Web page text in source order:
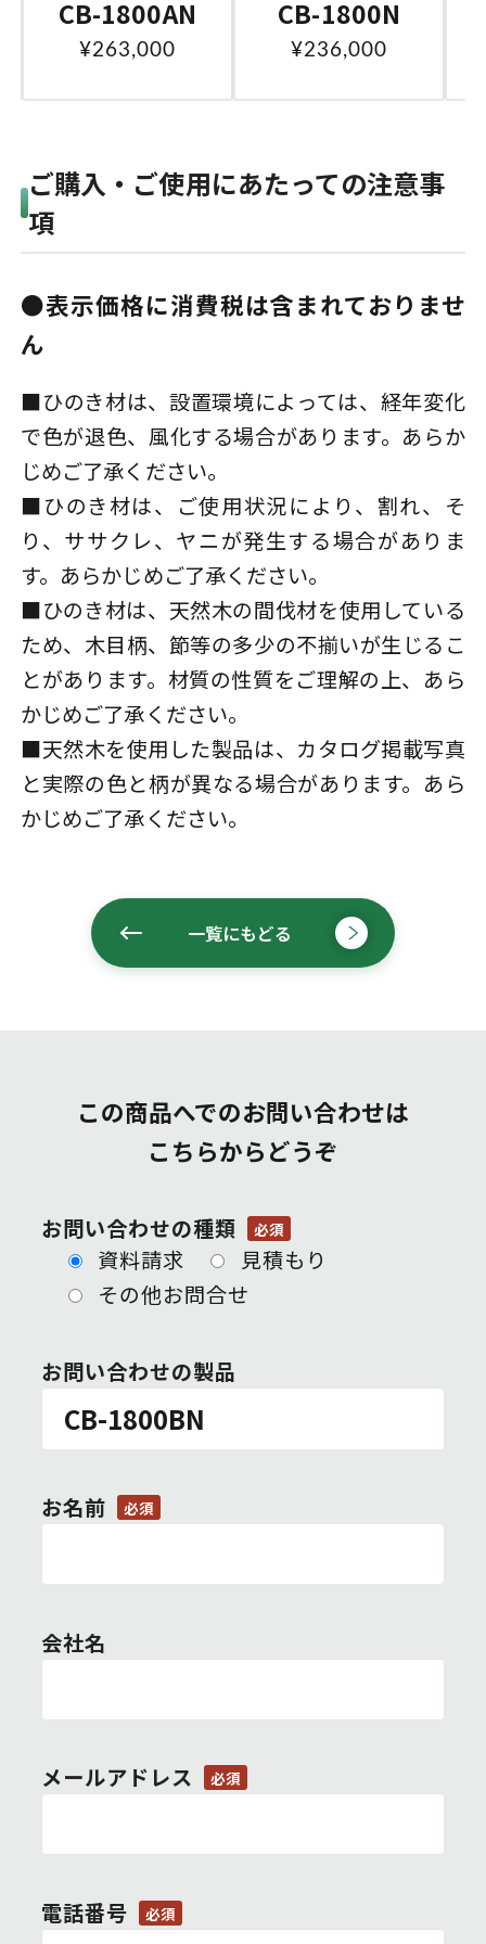
CB-1800AN
¥263,000
CB-1800N
¥236,000
ご購入・ご使用にあたっての注意事
項
●表示価格に消費税は含まれておりませ
ん
■ひのき材は、設置環境によっては、経年変化
で色が退色、風化する場合があります。あらか
じめご了承ください。
■ひのき材は、ご使用状況により、割れ、そ
り、ササクレ、ヤニが発生する場合がありま
す。あらかじめご了承ください。
■ひのき材は、天然木の間伐材を使用している
ため、木目柄、節等の多少の不揃いが生じるこ
とがあります。材質の性質をご理解の上、あら
かじめご了承ください。
■天然木を使用した製品は、カタログ掲載写真
と実際の色と柄が異なる場合があります。あら
かじめご了承ください。
一覧にもどる
この商品へでのお問い合わせは
こちらからどうぞ
お問い合わせの種類 必須
資料請求
見積もり
その他お問合せ
お問い合わせの製品
お名前 必須
会社名
メールアドレス 必須
電話番号 必須